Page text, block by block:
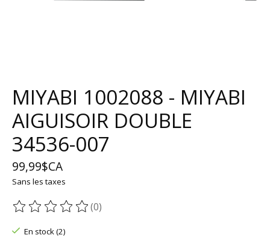
MIYABI 1002088 - MIYABI
AIGUISOIR DOUBLE
34536-007
99,99$CA
Sans les taxes
Ce produit est évalué à
(0)
En stock (2)